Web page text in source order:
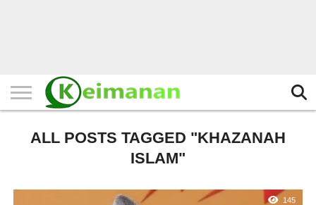
ALL POSTS TAGGED "KHAZANAH
ISLAM"
145